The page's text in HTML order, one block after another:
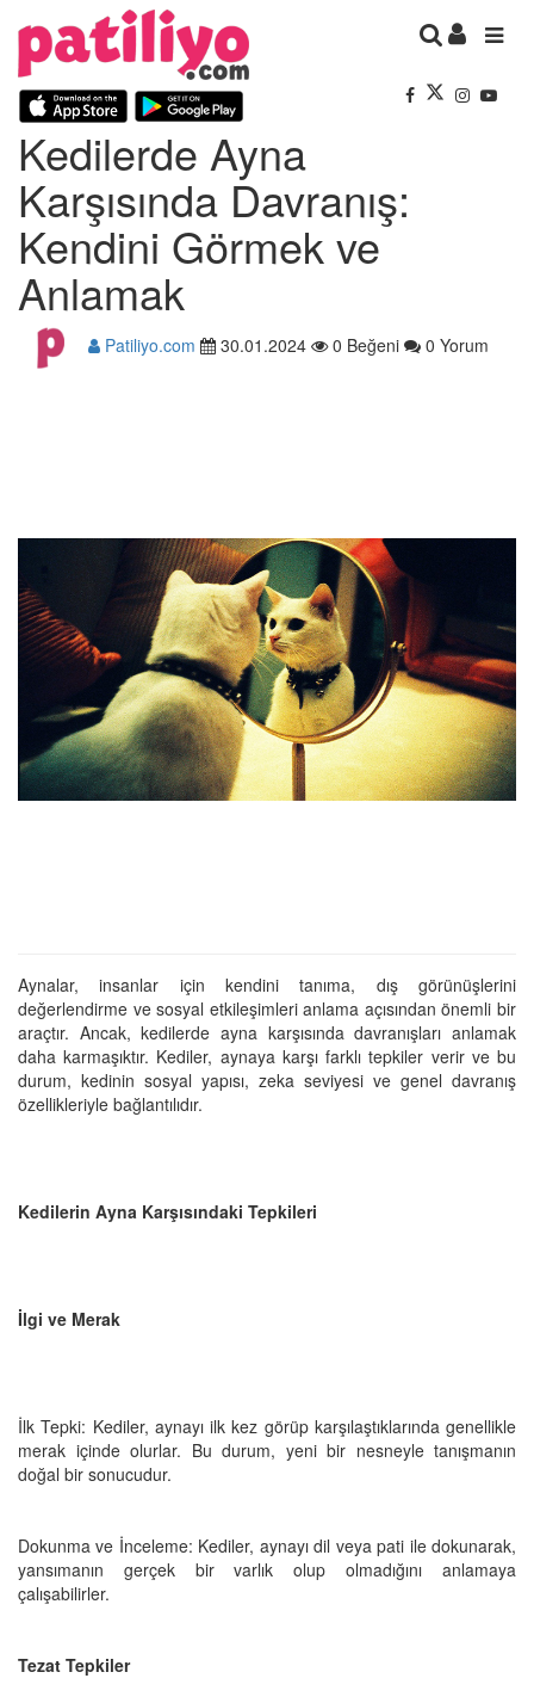
Kedilerde Ayna
Karşısında Davranış:
Kendini Görmek ve
Anlamak
Patiliyo.com 30.01.2024 0 Beğeni 0 Yorum
Aynalar, insanlar için kendini tanıma, dış görünüşlerini
değerlendirme ve sosyal etkileşimleri anlama açısından önemli bir
araçtır. Ancak, kedilerde ayna karşısında davranışları anlamak
daha karmaşıktır. Kediler, aynaya karşı farklı tepkiler verir ve bu
durum, kedinin sosyal yapısı, zeka seviyesi ve genel davranış
özellikleriyle bağlantılıdır.
Kedilerin Ayna Karşısındaki Tepkileri
İlgi ve Merak
İlk Tepki: Kediler, aynayı ilk kez görüp karşılaştıklarında genellikle
merak içinde olurlar. Bu durum, yeni bir nesneyle tanışmanın
doğal bir sonucudur.
Dokunma ve İnceleme: Kediler, aynayı dil veya pati ile dokunarak,
yansımanın gerçek bir varlık olup olmadığını anlamaya
çalışabilirler.
Tezat Tepkiler